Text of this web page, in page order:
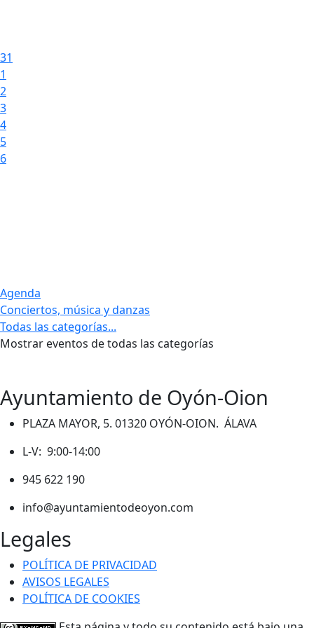
31
1
2
3
4
5
6
Agenda
Conciertos, música y danzas
Todas las categorías...
Mostrar eventos de todas las categorías
Ayuntamiento de Oyón-Oion
PLAZA MAYOR, 5. 01320 OYÓN-OION. ÁLAVA
L-V: 9:00-14:00
945 622 190
info@ayuntamientodeoyon.com
Legales
POLÍTICA DE PRIVACIDAD
AVISOS LEGALES
POLÍTICA DE COOKIES